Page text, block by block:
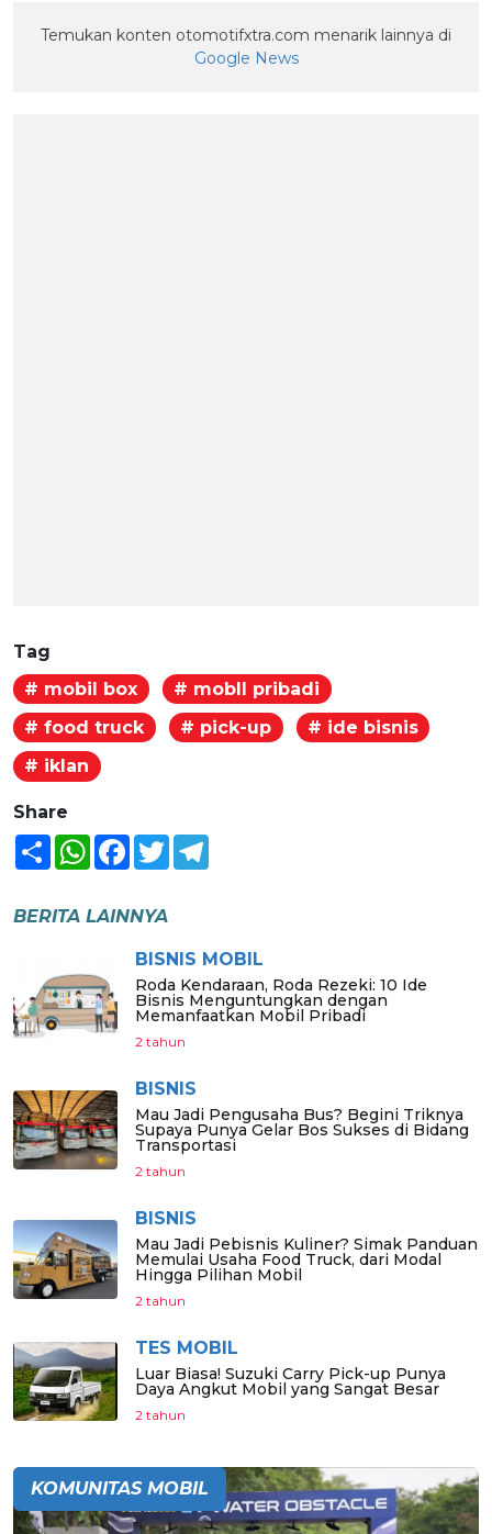
Temukan konten otomotifxtra.com menarik lainnya di
Google News
Tag
# mobil box
# mobll pribadi
# food truck
# pick-up
# ide bisnis
# iklan
Share
Share WhatsAppFacebook
Twitter
BERITA LAINNYA
BISNIS MOBIL
Roda Kendaraan, Roda Rezeki: 10 Ide
Bisnis Menguntungkan dengan
Memanfaatkan Mobil Pribadi
2 tahun
BISNIS
Mau Jadi Pengusaha Bus? Begini Triknya
Supaya Punya Gelar Bos Sukses di Bidang
Transportasi
2 tahun
BISNIS
Mau Jadi Pebisnis Kuliner? Simak Panduan
Memulai Usaha Food Truck, dari Modal
Hingga Pilihan Mobil
2 tahun
TES MOBIL
Luar Biasa! Suzuki Carry Pick-up Punya
Daya Angkut Mobil yang Sangat Besar
2 tahun
KOMUNITAS MOBIL